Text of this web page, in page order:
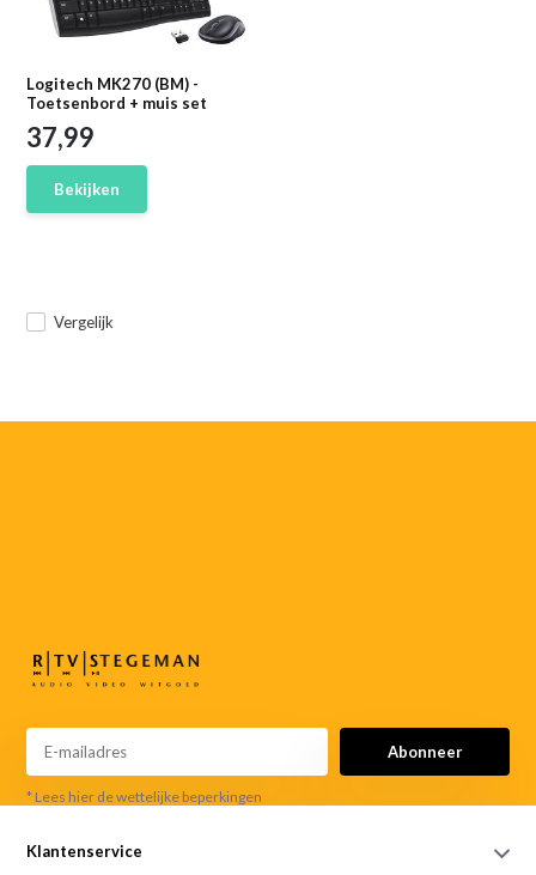
Logitech MK270 (BM) -
Toetsenbord + muis set
Vergelijk
37,99
Bekijken
Abonneer
* Lees hier de wettelijke beperkingen
Klantenservice